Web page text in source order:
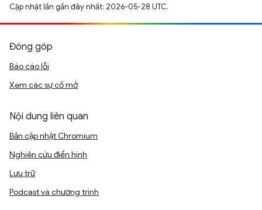
Cập nhật lần gần đây nhất: 2026-05-28 UTC.
Đóng góp
Báo cáo lỗi
Xem các sự cố mở
Nội dung liên quan
Bản cập nhật Chromium
Nghiên cứu điển hình
Lưu trữ
Podcast và chương trình